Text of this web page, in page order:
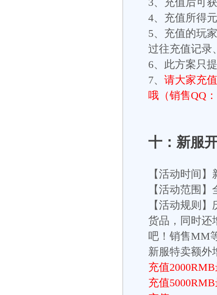
3、充值后可
4、充值所得
5、充值的玩
过往充值记录
6、此方案只
7、 请大家充
哦（销售QQ
十：新服
【活动时间
【活动范围】
【活动规则
货品，同时还
吧！销售MM
新服特卖额外
充值
充值